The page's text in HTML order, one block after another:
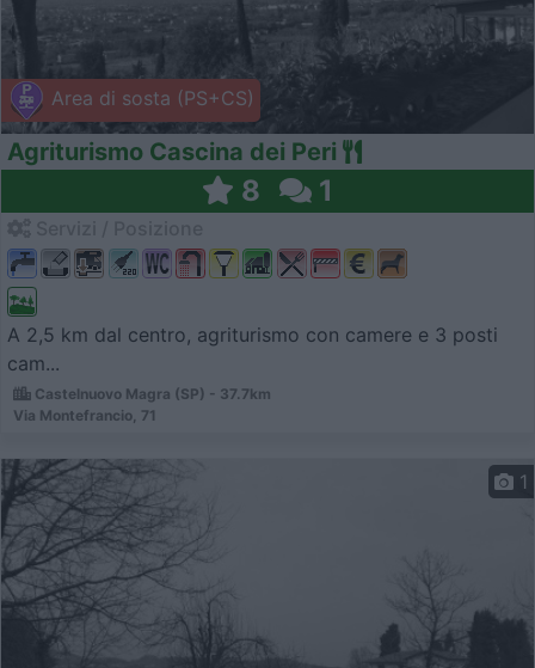
Area di sosta (PS+CS)
Agriturismo Cascina dei Peri
8 1
A 2,5 km dal centro, agriturismo con camere e 3 posti
cam...
Castelnuovo Magra (SP) - 37.7km
Via Montefrancio, 71
1